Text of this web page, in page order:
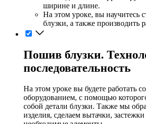
ширине и длине.
На этом уроке, вы научитесь
блузки, а также производить
Пошив блузки.
последовательность
На этом уроке вы будете работать
оборудованием, с помощью
собой детали блузки. Также мы
изделия, сделаем вытачки,